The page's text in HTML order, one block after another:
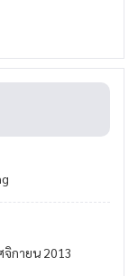
กายน 2013